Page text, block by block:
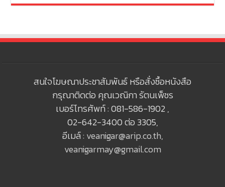
สนใจโฆษณาประชาสัมพันธ์ หรือสั่งซื้อหนังสือ
กรุณาติดต่อ คุณเวณิกา รัตนเพ็ชร
เบอร์โทรศัพท์ : 081-586-1902 ,
02-642-3400 ต่อ 3305,
อีเมล์ : veanigar@arip.co.th,
veanigarmay@gmail.com